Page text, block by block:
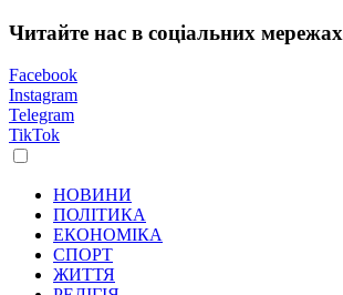
Читайте нас в соціальних мережах
Facebook
Instagram
Telegram
TikTok
НОВИНИ
ПОЛІТИКА
ЕКОНОМІКА
СПОРТ
ЖИТТЯ